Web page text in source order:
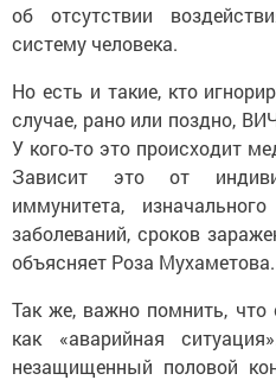
об отсутствии
систему человека.
Но есть и такие, кто
случае, рано или поздно,
У кого-то это происходит
Зависит это от
иммунитета,
заболеваний, сроков
объясняет Роза Мухаметова.
Так же, важно помнить, что
как «аварийная
незащищенный половой